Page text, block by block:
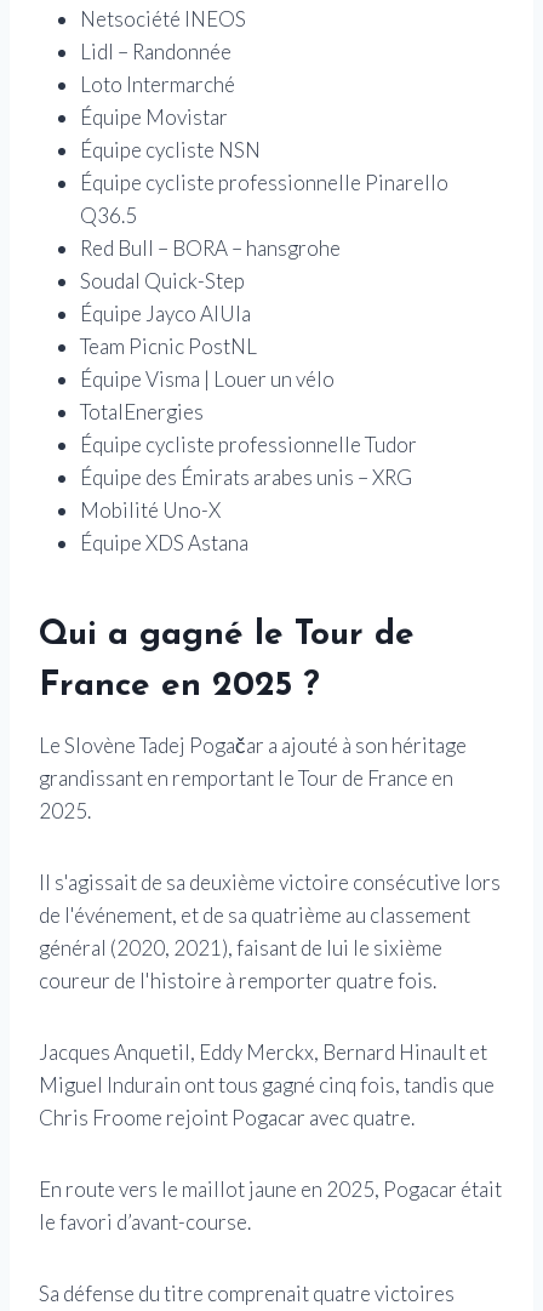
Netsociété INEOS
Lidl – Randonnée
Loto Intermarché
Équipe Movistar
Équipe cycliste NSN
Équipe cycliste professionnelle Pinarello
Q36.5
Red Bull – BORA – hansgrohe
Soudal Quick-Step
Équipe Jayco AlUla
Team Picnic PostNL
Équipe Visma | Louer un vélo
TotalEnergies
Équipe cycliste professionnelle Tudor
Équipe des Émirats arabes unis – XRG
Mobilité Uno-X
Équipe XDS Astana
Qui a gagné le Tour de
France en 2025 ?
Le Slovène Tadej Pogačar a ajouté à son héritage
grandissant en remportant le Tour de France en
2025.
Il s'agissait de sa deuxième victoire consécutive lors
de l'événement, et de sa quatrième au classement
général (2020, 2021), faisant de lui le sixième
coureur de l'histoire à remporter quatre fois.
Jacques Anquetil, Eddy Merckx, Bernard Hinault et
Miguel Indurain ont tous gagné cinq fois, tandis que
Chris Froome rejoint Pogacar avec quatre.
En route vers le maillot jaune en 2025, Pogacar était
le favori d’avant-course.
Sa défense du titre comprenait quatre victoires